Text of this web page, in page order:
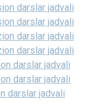
darslar jadvali
darslar jadvali
darslar jadvali
darslar jadvali
darslar jadvali
darslar jadvali
darslar jadvali